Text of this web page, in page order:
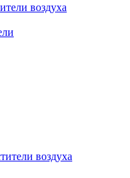
воздуха
воздуха